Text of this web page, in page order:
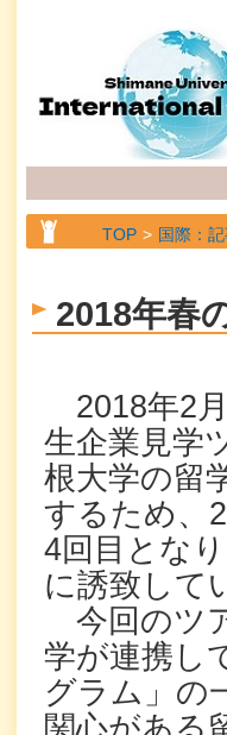
TOP 国際：
2018年春
2018年2
生企業見学
根大学の留
するため、
4回目とな
に誘致して
今回のツ
学が連携し
グラム」の
関心がある